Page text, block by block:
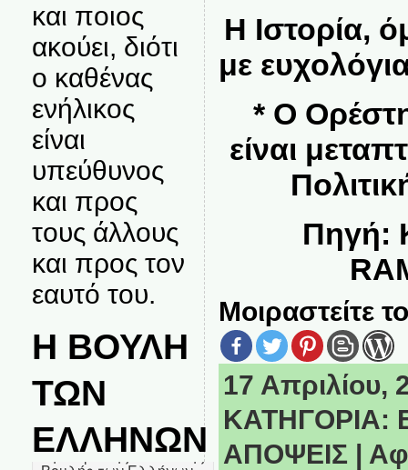
και ποιος
ακούει, διότι
ο καθένας
ενήλικος
είναι
υπεύθυνος
και προς
τους άλλους
και προς τον
εαυτό του.
Η ΒΟΥΛΗ
ΤΩΝ
ΕΛΛΗΝΩΝ
Η Ιστορία,
με
* Ο
είναι
Πηγή:
Μοιραστείτε
17 Απριλίου,
ΚΑΤΗΓΟΡΙΑ:
ΑΠΟΨΕΙΣ |